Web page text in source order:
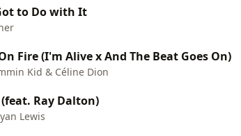
to Do with It
Fire (I'm Alive x And The Beat Goes On)
Kid & Céline Dion
Ray Dalton)
Lewis